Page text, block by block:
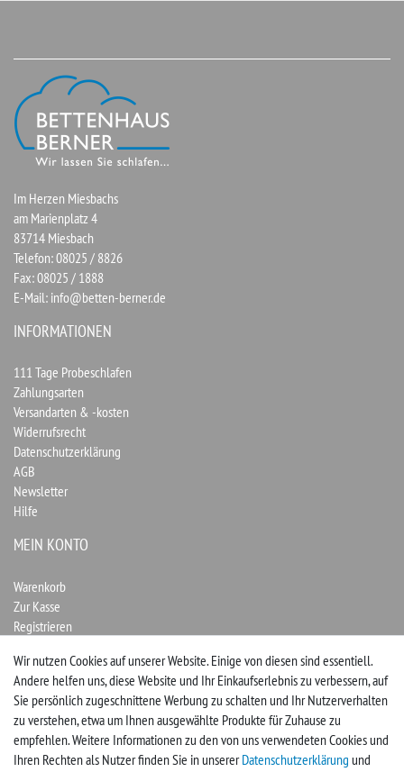
Im Herzen Miesbachs
am Marienplatz 4
83714 Miesbach
Telefon: 08025 / 8826
Fax: 08025 / 1888
E-Mail: info@betten-berner.de
INFORMATIONEN
111 Tage Probeschlafen
Zahlungsarten
Versandarten & -kosten
Widerrufsrecht
Datenschutzerklärung
AGB
Newsletter
Hilfe
MEIN KONTO
Warenkorb
Zur Kasse
Registrieren
Vertrag widerrufen
UNTERNEHMEN
Wir nutzen Cookies auf unserer Website. Einige von diesen sind essentiell.
Andere helfen uns, diese Website und Ihr Einkaufserlebnis zu verbessern, auf
Sie persönlich zugeschnittene Werbung zu schalten und Ihr Nutzerverhalten
zu verstehen, etwa um Ihnen ausgewählte Produkte für Zuhause zu
empfehlen. Weitere Informationen zu den von uns verwendeten Cookies und
Ihren Rechten als Nutzer finden Sie in unsererDaten­schutz­erklärung und